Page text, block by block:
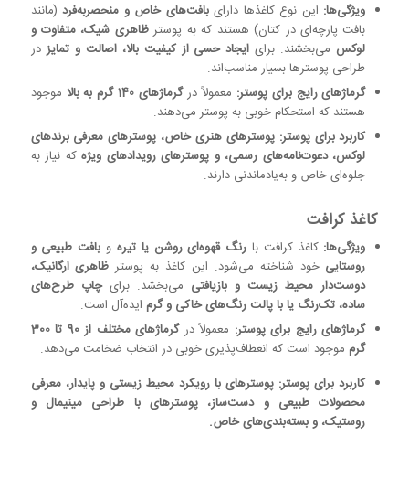
ویژگی‌ها: این نوع کاغذها دارایبافت‌های خاص و منحصربه‌فرد(مانند
بافت پارچه‌ای در کتان) هستند که به پوسترظاهری شیک، متفاوت و
لوکس می‌بخشند. برای ایجاد حسی از کیفیت بالا، اصالت و تمایزدر
طراحی پوسترها بسیار مناسب‌اند.
گرماژهای رایج برای پوستر: معمولاً درگرماژهای 140 گرم به بالا
موجود
هستند که استحکام خوبی به پوستر می‌دهند.
کاربرد برای پوستر: پوسترهای هنری خاص، پوسترهای معرفی برندهای
لوکس، دعوت‌نامه‌های رسمی، و پوسترهای رویدادهای ویژهکه نیاز به
جلوه‌ای خاص و به‌یادماندنی دارند.
کاغذ کرافت
ویژگی‌ها: کاغذ کرافت با رنگ قهوه‌ای روشن یا تیره و بافت طبیعی و
روستایی خود شناخته می‌شود. این کاغذ به پوستر ظاهری ارگانیک،
دوست‌دار محیط زیست و بازیافتی می‌بخشد. برایچاپ طرح‌های
ساده، تک‌رنگ یا با پالت رنگ‌های خاکی و گرم ایده‌آل است.
گرماژهای رایج برای پوستر: معمولاً در
گرماژهای مختلف از 90 تا 300
گرم موجود است که انعطاف‌پذیری خوبی در انتخاب ضخامت می‌دهد.
کاربرد برای پوستر: پوسترهای با رویکرد محیط زیستی و پایدار، معرفی
محصولات طبیعی و دست‌ساز، پوسترهای با طراحی مینیمال و
روستیک، و بسته‌بندی‌های خاص.